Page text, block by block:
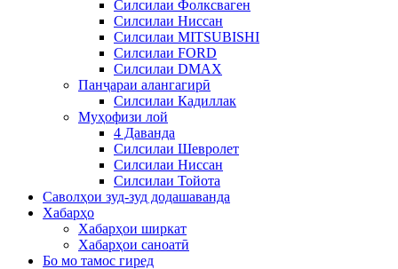
Силсилаи Фолксваген
Силсилаи Ниссан
Силсилаи MITSUBISHI
Силсилаи FORD
Силсилаи DMAX
Панҷараи алангагирӣ
Силсилаи Кадиллак
Муҳофизи лой
4 Даванда
Силсилаи Шевролет
Силсилаи Ниссан
Силсилаи Тойота
Саволҳои зуд-зуд додашаванда
Хабарҳо
Хабарҳои ширкат
Хабарҳои саноатӣ
Бо мо тамос гиред